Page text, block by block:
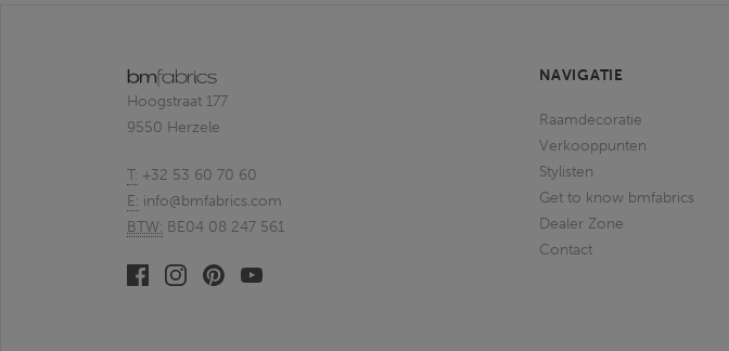
Hoogstraat 177
9550 Herzele
T: +32 53 60 70 60
E: info@bmfabrics.com
BTW: BE04 08 247 561
FacebookLinkedinPinterestYoutube
NAVIGATIE
Raamdecoratie
Verkooppunten
Stylisten
Get to know bmfabrics
Dealer Zone
Contact